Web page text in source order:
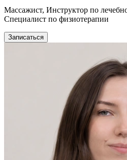
Массажист, Инструктор по
Специалист по физиотерапии
Записаться